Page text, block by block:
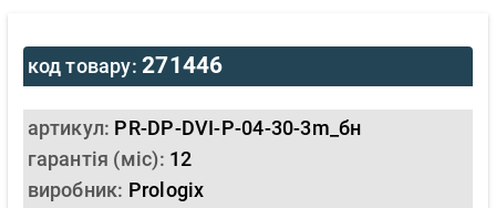
код товару:271446
артикул: PR-DP-DVI-P-04-30-3m_бн
гарантія (міс): 12
виробник: Prologix